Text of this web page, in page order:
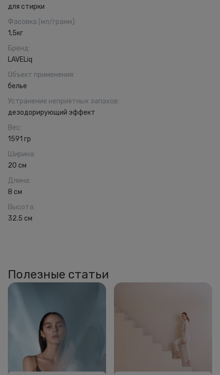
для стирки
Фасовка (мл/грамм):
1,5кг
Бренд:
LAVELiq
Объект применения:
белье
Устранение неприятных запахов:
дезодорирующий эффект
Вес:
1591 гр
Ширина:
20 см
Длина:
8 см
Высота:
32.5 см
Полезные статьи